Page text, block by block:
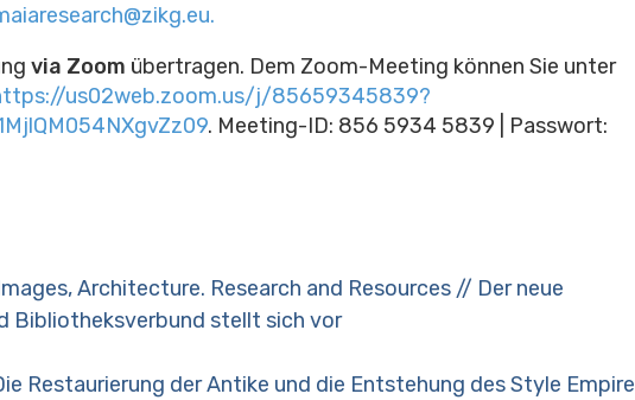
via Zoom übertragen. Dem Zoom-Meeting können Sie unter
us02web.zoom.us/j/85659345839?
. Meeting-ID: 856 5934 5839 | Passwort:
Architecture. Research and Resources // Der neue
Bibliotheksverbund stellt sich vor
Restaurierung der Antike und die Entstehung des Style Empire